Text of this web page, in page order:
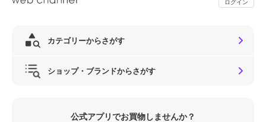
ログイン
カテゴリーからさがす
ショップ・ブランドからさがす
公式アプリでお買物しませんか？